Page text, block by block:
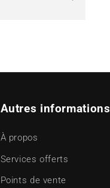
Autres informations
À propos
Services offerts
Points de vente